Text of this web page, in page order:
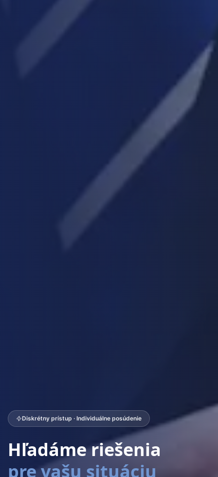
Diskrétny prístup · Individuálne posúdenie
Hľadáme riešenia
pre vašu situáciu